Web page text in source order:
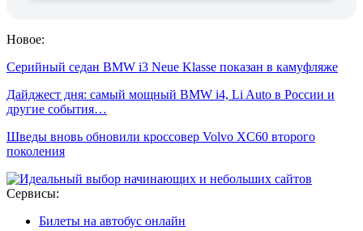
Новое:
Серийный седан BMW i3 Neue Klasse показан в камуфляже
Дайджест дня: самый мощный BMW i4, Li Auto в России и
другие события…
Шведы вновь обновили кроссовер Volvo XC60 второго
поколения
Сервисы:
Билеты на автобус онлайн